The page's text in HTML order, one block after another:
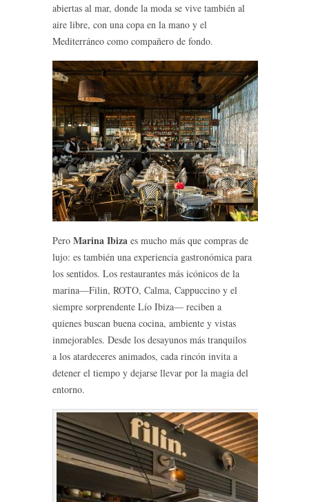
abiertas al mar, donde la moda se vive también al
aire libre, con una copa en la mano y el
Mediterráneo como compañero de fondo.
Pero Marina Ibiza es mucho más que compras de
lujo: es también una experiencia gastronómica para
los sentidos. Los restaurantes más icónicos de la
marina—Filin, ROTO, Calma, Cappuccino y el
siempre sorprendente Lío Ibiza— reciben a
quienes buscan buena cocina, ambiente y vistas
inmejorables. Desde los desayunos más tranquilos
a los atardeceres animados, cada rincón invita a
detener el tiempo y dejarse llevar por la magia del
entorno.